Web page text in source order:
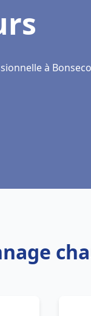
à